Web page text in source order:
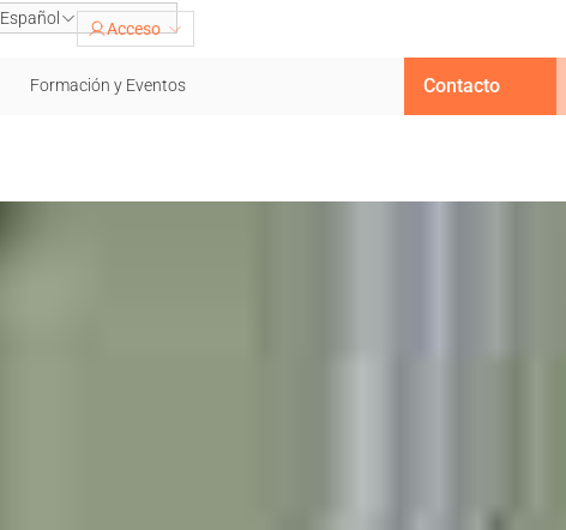
Español
Acceso
Formación y Eventos Contacto